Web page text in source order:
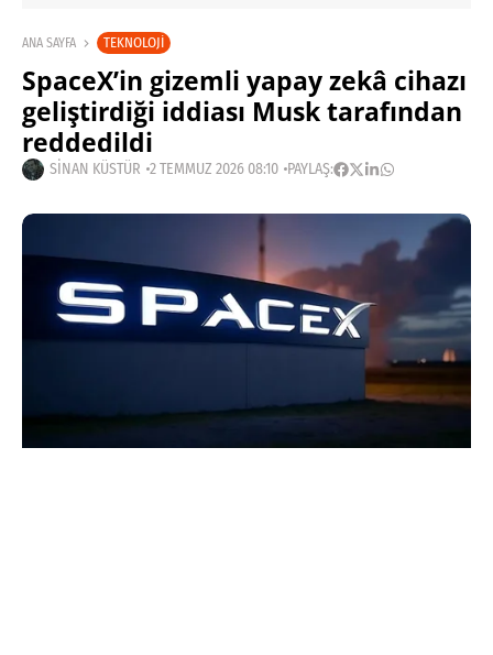
ANA SAYFA TEKNOLOJI
SpaceX’in gizemli yapay zekâ cihazı
geliştirdiği iddiası Musk tarafından
reddedildi
SINAN KÜSTÜR 2 TEMMUZ 2026 08:10 PAYLAŞ: